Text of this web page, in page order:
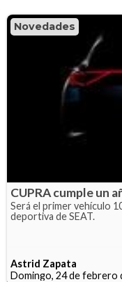
Novedades
CUPRA cumple un
Será el primer vehículo
deportiva de SEAT.
Astrid Zapata
Domingo, 24 de febrero